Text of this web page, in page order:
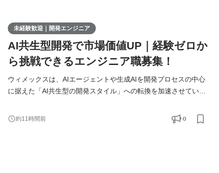
未経験歓迎｜開発エンジニア
AI共生型開発で市場価値UP｜経験ゼロか
ら挑戦できるエンジニア職募集！
ウィメックスは、AIエージェントや生成AIを開発プロセスの中心
に据えた「AI共生型の開発スタイル」への転換を加速させていま
極的に募集しています。 AIを相棒に、圧倒的なスピードと品質を
実現し、最先端の技術を使いこなすエンジニアへ成長したい方を
約11時間前 0